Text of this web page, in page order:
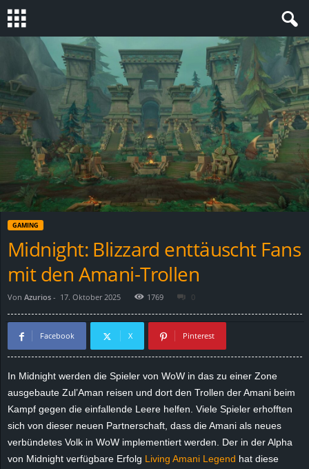
t
e
n
GAMING
Midnight: Blizzard enttäuscht Fans
mit den Amani-Trollen
Von Azurios - 17. Oktober 2025 1769 0
Facebook X Pinterest
In Midnight werden die Spieler von WoW in das zu einer Zone
ausgebaute Zul’Aman reisen und dort den Trollen der Amani beim
Kampf gegen die einfallende Leere helfen. Viele Spieler erhofften
sich von dieser neuen Partnerschaft, dass die Amani als neues
verbündetes Volk in WoW implementiert werden. Der in der Alpha
von Midnight verfügbare Erfolg Living Amani Legend hat diese